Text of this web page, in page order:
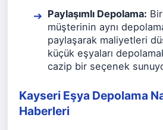
Paylaşımlı Depolama:
müşterinin aynı
paylaşarak maliyetleri
küçük eşyaları
cazip bir seçenek
Kayseri Eşya Depolama
Haberleri